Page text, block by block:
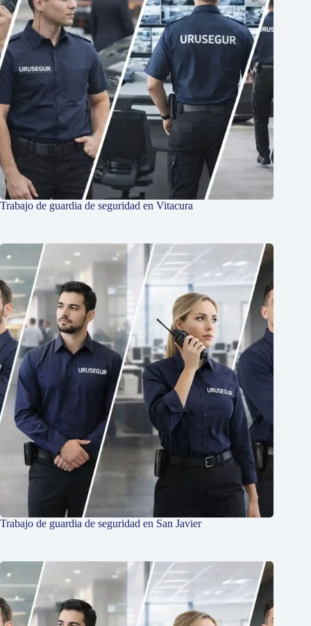
Trabajo de guardia de seguridad en Vitacura
Trabajo de guardia de seguridad en San Javier